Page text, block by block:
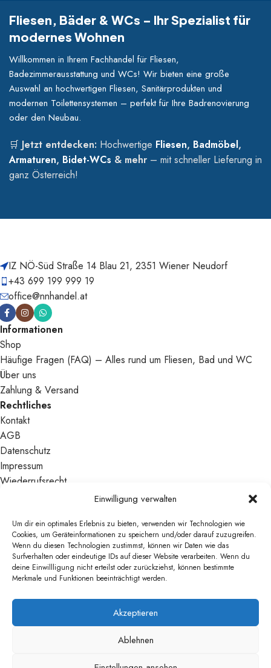
Einwilligung verwalten
Um dir ein optimales Erlebnis zu bieten, verwenden wir Technologien wie
Cookies, um Geräteinformationen zu speichern und/oder darauf zuzugreifen.
Wenn du diesen Technologien zustimmst, können wir Daten wie das
Surfverhalten oder eindeutige IDs auf dieser Website verarbeiten. Wenn du
deine Einwillligung nicht erteilst oder zurückziehst, können bestimmte
Merkmale und Funktionen beeinträchtigt werden.
Akzeptieren
Ablehnen
Fliesen, Bäder & WCs – Ihr Spezialist für
modernes Wohnen
Willkommen in Ihrem Fachhandel für Fliesen,
Badezimmerausstattung und WCs! Wir bieten eine große
Auswahl an hochwertigen Fliesen, Sanitärprodukten und
modernen Toilettensystemen – perfekt für Ihre Badrenovierung
oder den Neubau.
🛒 Jetzt entdecken: Hochwertige Fliesen, Badmöbel,
Armaturen, Bidet-WCs & mehr – mit schneller Lieferung in
ganz Österreich!
IZ NÖ-Süd Straße 14 Blau 21, 2351 Wiener Neudorf
+43 699 199 999 19
office@nnhandel.at
Informationen
Shop
Häufige Fragen (FAQ) – Alles rund um Fliesen, Bad und WC
Über uns
Zahlung & Versand
Rechtliches
Kontakt
AGB
Datenschutz
Impressum
Wiederrufsrecht